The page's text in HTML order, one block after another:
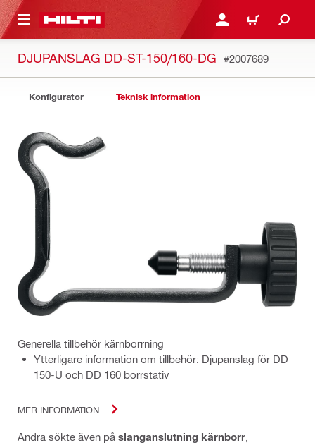
GÅ TILL HUVUDSIDAN LOGGA IN ELLER
VARUKORG
DJUPANSLAG DD-ST-150/160-DG #2007689
Konfigurator Teknisk information
Generella tillbehör kärnborrning
Ytterligare information om tillbehör: Djupanslag för DD
150-U och DD 160 borrstativ
MER INFORMATION
Andra sökte även på slanganslutning kärnborr